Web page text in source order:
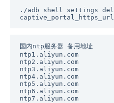
./adb shell settings
国内ntp服务器 备用地址
ntp1.aliyun.com
ntp2.aliyun.com
ntp3.aliyun.com
ntp4.aliyun.com
ntp5.aliyun.com
ntp6.aliyun.com
ntp7.aliyun.com